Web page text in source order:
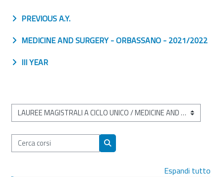
PREVIOUS A.Y.
MEDICINE AND SURGERY - ORBASSANO - 2021/2022
III YEAR
Categorie di corso
Cerca corsi
Cerca corsi
Espandi tutto